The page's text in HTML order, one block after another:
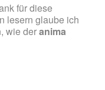
für diese
lesern glaube ich
wie deranima